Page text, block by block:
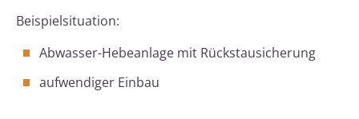
Beispielsituation:
Abwasser-Hebeanlage mit Rückstausicherung
aufwendiger Einbau